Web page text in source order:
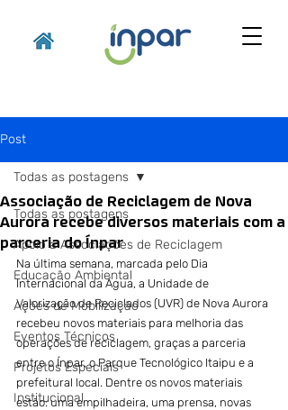
Post
Todas as postagens
Apoio a Associações de Reciclagem
Educação Ambiental
Ações de Mobilização
Eventos Técnicos
Projetos Especiais
Institucional
Todas as postagens
Associação de Reciclagem de Nova
Aurora recebe diversos materiais com a
parceria do Ínpar
Na última semana, marcada pelo Dia
Internacional da Água, a Unidade de
Valorização de Reciclados (UVR) de Nova Aurora
recebeu novos materiais para melhoria das
operações de reciclagem, graças a parceria
entre o Ínpar, o Parque Tecnológico Itaipu e a
prefeitural local. Dentre os novos materiais
estão: uma empilhadeira, uma prensa, novas